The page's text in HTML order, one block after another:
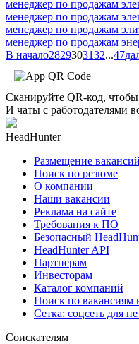
менеджер по продажам
менеджер по продажам
менеджер по продажам
менеджер по продажам
В начало2829303132...47
Сканируйте QR-код,
И чаты с работодателями
HeadHunter
Размещение вакансий
Поиск по резюме
О компании
Наши вакансии
Реклама на сайте
Требования к ПО
Безопасный
HeadHunter API
Партнерам
Инвесторам
Каталог компаний
Поиск по вакансиям
Сетка: соцсеть для
Соискателям